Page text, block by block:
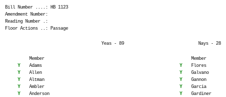
Bill Number ....: HB 1123
Amendment Number:
Reading Number .:
Floor Actions ..: Passage
Yeas - 89 Nays - 28
Member
Y
Adams
Y
Allen
Y
Altman
Y
Ambler
Y
Anderson
Member
Y
Flores
Y
Galvano
Y
Gannon
Y
Garcia
Y
Gardiner